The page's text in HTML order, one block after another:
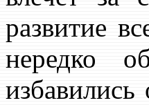
развитие
нередко